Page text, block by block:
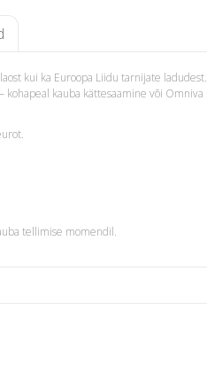
kui ka Euroopa Liidu tarnijate ladudest.
kauba kättesaamine või
tellimise momendil.